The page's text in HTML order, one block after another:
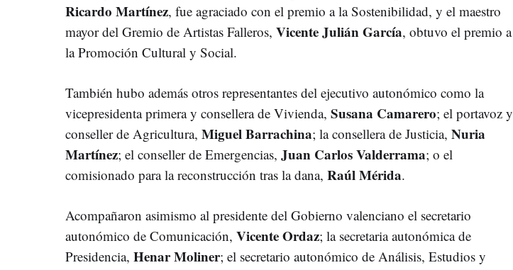
Ricardo Martínez, fue agraciado con el premio a la Sostenibilidad, y el maestro
mayor del Gremio de Artistas Falleros, Vicente Julián García, obtuvo el premio a
la Promoción Cultural y Social.
También hubo además otros representantes del ejecutivo autonómico como la
vicepresidenta primera y consellera de Vivienda, Susana Camarero; el portavoz y
conseller de Agricultura, Miguel Barrachina; la consellera de Justicia, Nuria
Martínez; el conseller de Emergencias, Juan Carlos Valderrama; o el
comisionado para la reconstrucción tras la dana, Raúl Mérida.
Acompañaron asimismo al presidente del Gobierno valenciano el secretario
autonómico de Comunicación, Vicente Ordaz; la secretaria autonómica de
Presidencia, Henar Moliner; el secretario autonómico de Análisis, Estudios y